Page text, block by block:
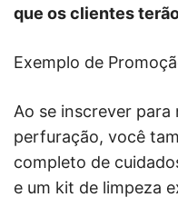
que os clientes
Exemplo de
Ao se inscrever para
perfuração, você
completo de
e um kit de limpeza